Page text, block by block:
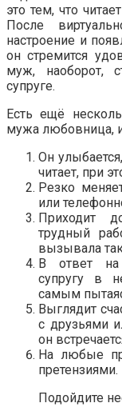
это тем, что
После
настроение и
он стремится
муж, наоборот,
супруге.
Есть ещё
мужа любовница,
Он
читает, при
Резко
или
Приходит
трудный
вызывала
В ответ на
супругу в
самым
Выглядит
с друзьями
он
На любые
претензиями.
Подойдите